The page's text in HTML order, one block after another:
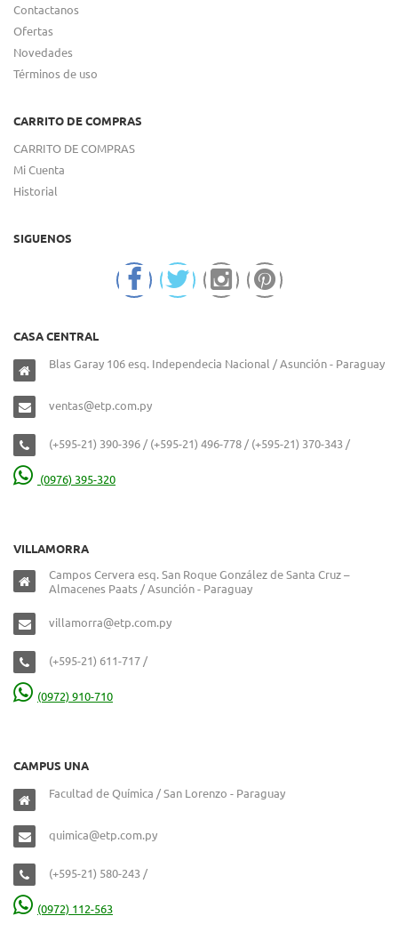
Contactanos
Ofertas
Novedades
Términos de uso
CARRITO DE COMPRAS
CARRITO DE COMPRAS
Mi Cuenta
Historial
SIGUENOS
CASA CENTRAL
Blas Garay 106 esq. Independecia Nacional / Asunción - Paraguay
ventas@etp.com.py
(+595-21) 390-396 / (+595-21) 496-778 / (+595-21) 370-343 /
(0976) 395-320
VILLAMORRA
Campos Cervera esq. San Roque González de Santa Cruz –
Almacenes Paats / Asunción - Paraguay
villamorra@etp.com.py
(+595-21) 611-717 /
(0972) 910-710
CAMPUS UNA
Facultad de Química / San Lorenzo - Paraguay
quimica@etp.com.py
(+595-21) 580-243 /
(0972) 112-563